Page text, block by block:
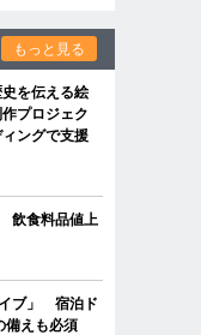
もっと見る
を伝える絵
プロジェク
ングで支援
飲食料品値上
ブ」 宿泊ド
備えも必須